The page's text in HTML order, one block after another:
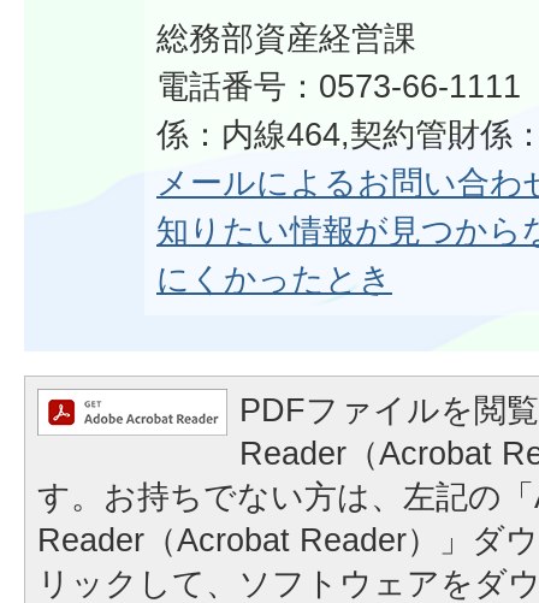
総務部資産経営課
電話番号：0573-66-1111
係：内線464,契約管財係
メールによるお問い合わ
知りたい情報が見つから
にくかったとき
PDFファイルを閲
Reader（Acrobat
す。お持ちでない方は、左記の
Reader（Acrobat Reader）」ダ
リックして、ソフトウェアをダ